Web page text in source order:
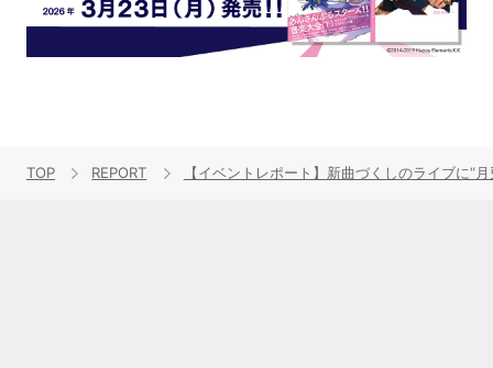
TOP REPORT 【イベントレポート】新曲づくしのライブに